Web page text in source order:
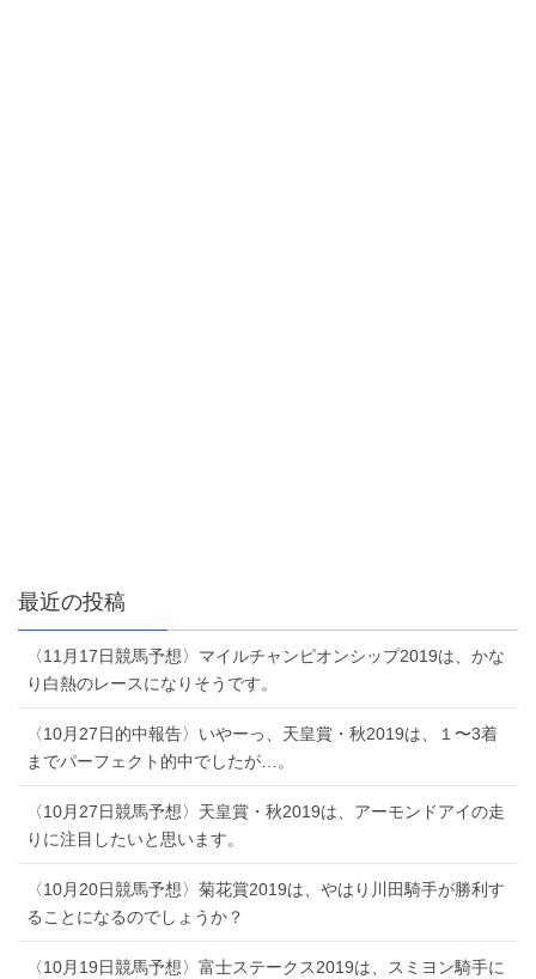
最近の投稿
〈11月17日競馬予想〉マイルチャンピオンシップ2019は、かな
り白熱のレースになりそうです。
〈10月27日的中報告〉いやーっ、天皇賞・秋2019は、１〜3着
までパーフェクト的中でしたが…。
〈10月27日競馬予想〉天皇賞・秋2019は、アーモンドアイの走
りに注目したいと思います。
〈10月20日競馬予想〉菊花賞2019は、やはり川田騎手が勝利す
ることになるのでしょうか？
〈10月19日競馬予想〉富士ステークス2019は、スミヨン騎手に